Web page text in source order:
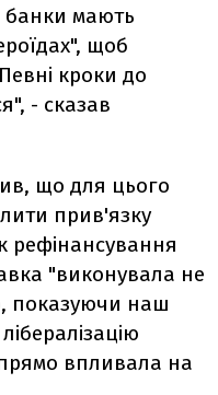
банки мають
щоб
кроки до
- сказав
що для цього
прив'язку
рефінансування
"виконувала не
показуючи наш
впливала на